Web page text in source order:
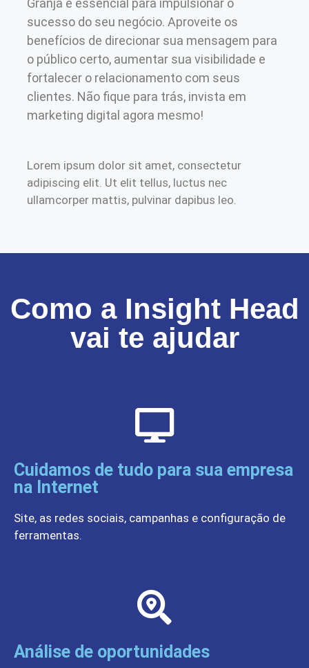
sucesso do seu negócio. Aproveite os
benefícios de direcionar sua mensagem para
o público certo, aumentar sua visibilidade e
fortalecer o relacionamento com seus
clientes. Não fique para trás, invista em
marketing digital agora mesmo!
Lorem ipsum dolor sit amet, consectetur
adipiscing elit. Ut elit tellus, luctus nec
ullamcorper mattis, pulvinar dapibus leo.
Como a Insight Head
vai te ajudar
Cuidamos de tudo para sua empresa
na Internet
Site, as redes sociais, campanhas e configuração de
ferramentas.
Análise de oportunidades